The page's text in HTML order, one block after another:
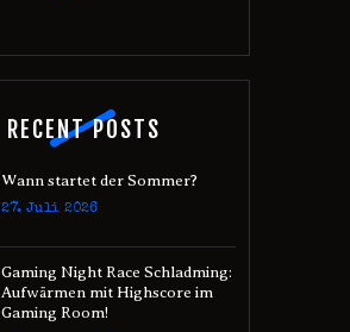
RECENT POSTS
Wann startet der Sommer?
27. Juli 2026
Gaming Night Race Schladming:
Aufwärmen mit Highscore im
Gaming Room!